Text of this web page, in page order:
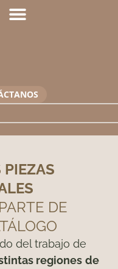
PIEZAS
DE
del trabajo de
regiones de